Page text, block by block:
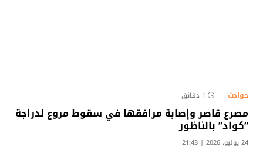
حوادث 1 دقائق
مصرع قاصر وإصابة مرافقها في سقوط مروع لدراجة
“كواد” بالناظور
24 يوليو، 2026 | 21:43